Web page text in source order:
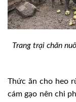
Trang trại chăn
Thức ăn cho heo
cám gạo nên chi